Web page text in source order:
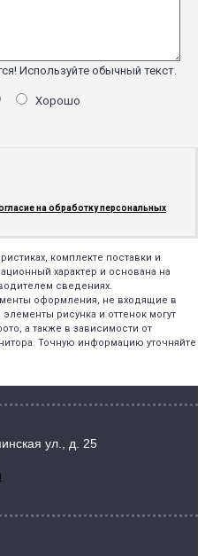
Используйте обычный текст.
Хорошо
на обработку персональных
комплекте поставки и
характер и основана на
сведениях.
оформления, не входящие в
рисунка и оттенок могут
а также в зависимости от
Точную информацию уточняйте
ул., д. 25